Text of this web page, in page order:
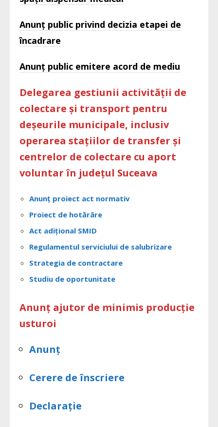
Anunț public privind decizia etapei de
încadrare
Anunț public emitere acord de mediu
Delegarea gestiunii activității de
colectare și transport pentru
deșeurile municipale, inclusiv
operarea stațiilor de transfer și
centrelor de colectare cu aport
voluntar în județul Suceava
Anunț proiect act normativ
Proiect de hotărâre
Act adițional SMID
Regulamentul serviciului de salubrizare
Strategia de contractare
Studiu de oportunitate
Anunț ajutor de minimis producție
usturoi
Anunț
Cerere de înscriere
Declarație